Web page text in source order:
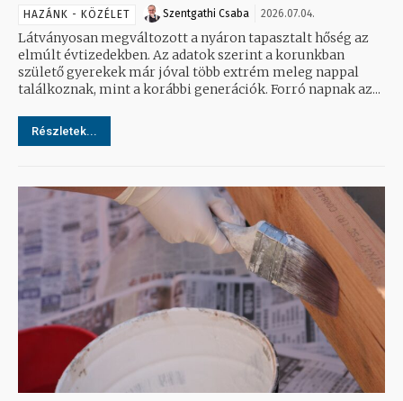
HAZÁNK - KÖZÉLET Szentgathi Csaba 2026.07.04.
Látványosan megváltozott a nyáron tapasztalt hőség az
elmúlt évtizedekben. Az adatok szerint a korunkban
születő gyerekek már jóval több extrém meleg nappal
találkoznak, mint a korábbi generációk. Forró napnak az...
Részletek...